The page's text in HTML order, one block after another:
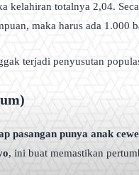
kelahiran totalnya 2,04.
maka harus ada 1.000
terjadi penyusutan
pasangan punya anak
, ini buat memastikan